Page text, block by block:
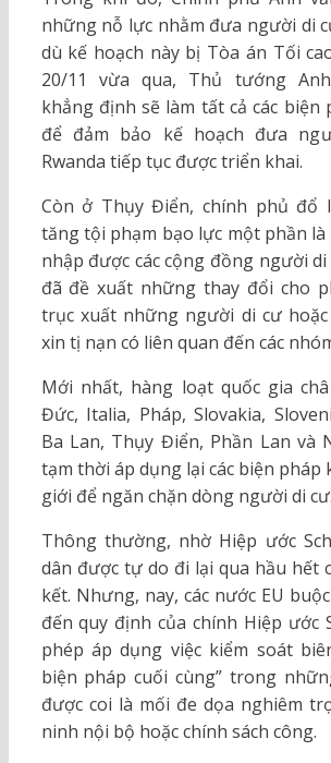
những nỗ lực nhằm đưa người di
dù kế hoạch này bị Tòa án Tối
20/11 vừa qua, Thủ tướng
khẳng định sẽ làm tất cả các biện
để đảm bảo kế hoạch đưa
Rwanda tiếp tục được triển khai.
Còn ở Thụy Điển, chính phủ đổ
tăng tội phạm bạo lực một phần
nhập được các cộng đồng người
đã đề xuất những thay đổi cho
trục xuất những người di cư
xin tị nạn có liên quan đến các
Mới nhất, hàng loạt quốc gia
Đức, Italia, Pháp, Slovakia,
Ba Lan, Thụy Điển, Phần Lan và
tạm thời áp dụng lại các biện pháp
giới để ngăn chặn dòng người di cư.
Thông thường, nhờ Hiệp ước
dân được tự do đi lại qua hầu hết
kết. Nhưng, nay, các nước EU
đến quy định của chính Hiệp ước
phép áp dụng việc kiểm soát
biện pháp cuối cùng” trong
được coi là mối đe dọa nghiêm
ninh nội bộ hoặc chính sách công.